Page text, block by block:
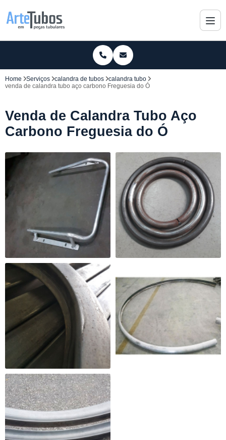
Home Serviços calandra de tubos
calandra tubo
venda de calandra tubo aço carbono Freguesia do Ó
Venda de Calandra Tubo Aço
Carbono Freguesia do Ó